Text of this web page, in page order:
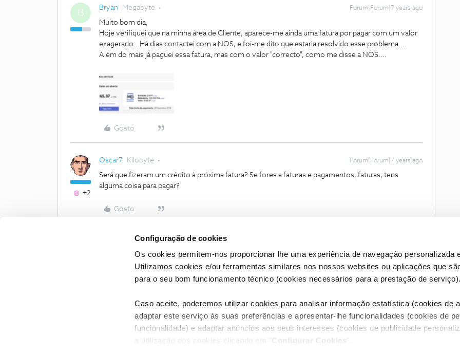
Configuração de cookies
Os cookies permitem-nos proporcionar lhe uma experiência de navegação personalizada
Utilizamos cookies e/ou ferramentas similares nos nossos websites ou aplicações que
para o seu bom funcionamento técnico (cookies necessários para a prestação de serviço).
Caso aceite, poderemos utilizar cookies para analisar informação estatística (cookies de
adaptar este serviço às suas preferências e apresentar-lhe funcionalidades (cookies de
funcionalidade) e adaptar anúncios aos seus interesses (cookies de publicidade
a utilização dos cookies clicando em " Configurar Cookies ".
B Bryan Megabyte Forum|Forum|7 years ago
Muito bom dia,
Hoje verifiquei que na minha área de Cliente, aparece-me ainda uma fatura por pagar com um valor
exagerado...Há dias contactei com a NOS, e foi-me dito que estaria resolvido esse problema....
Além do mais já paguei essa fatura, mas com o valor "correcto", como me disse a NOS....
Gosto
+2
Oscar7 Kilobyte Forum|Forum|7 years ago
Será que fizeram um crédito à próxima fatura? Se fores a faturas e pagamentos, faturas, tens
alguma coisa para pagar?
Gosto
Condições do Fórum NOS Accessibility statement